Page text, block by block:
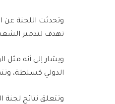
وتحدثت اللجنة عن
تهدف لتدمير الشعب
ويشار إلى أنه مثل
الدولي كسلطة،
وتتعلق نتائج لجنة